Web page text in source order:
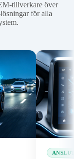
tillverkare över
för alla